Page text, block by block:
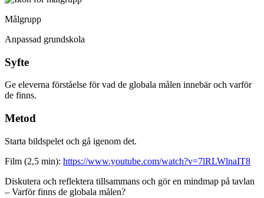
Målgrupp
Anpassad grundskola
Syfte
Ge eleverna förståelse för vad de globala målen innebär och varför
de finns.
Metod
Starta bildspelet och gå igenom det.
Film (2,5 min): https://www.youtube.com/watch?v=7lRLWlnaIT8
Diskutera och reflektera tillsammans och gör en mindmap på tavlan
– Varför finns de globala målen?